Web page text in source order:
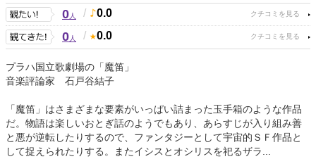
0人 / 0.0
0人 / 0.0
プラハ国立歌劇場の「魔笛」
音楽評論家 石戸谷結子
「魔笛」はさまざまな要素がいっぱい詰まった玉手箱のような作品
だ。物語は楽しいおとぎ話のようでもあり、あらすじが入り組み善
と悪が逆転したりするので、ファンタジーとして宇宙的ＳＦ作品と
して捉えられたりする。またイシスとオシリスを祀るザラ...